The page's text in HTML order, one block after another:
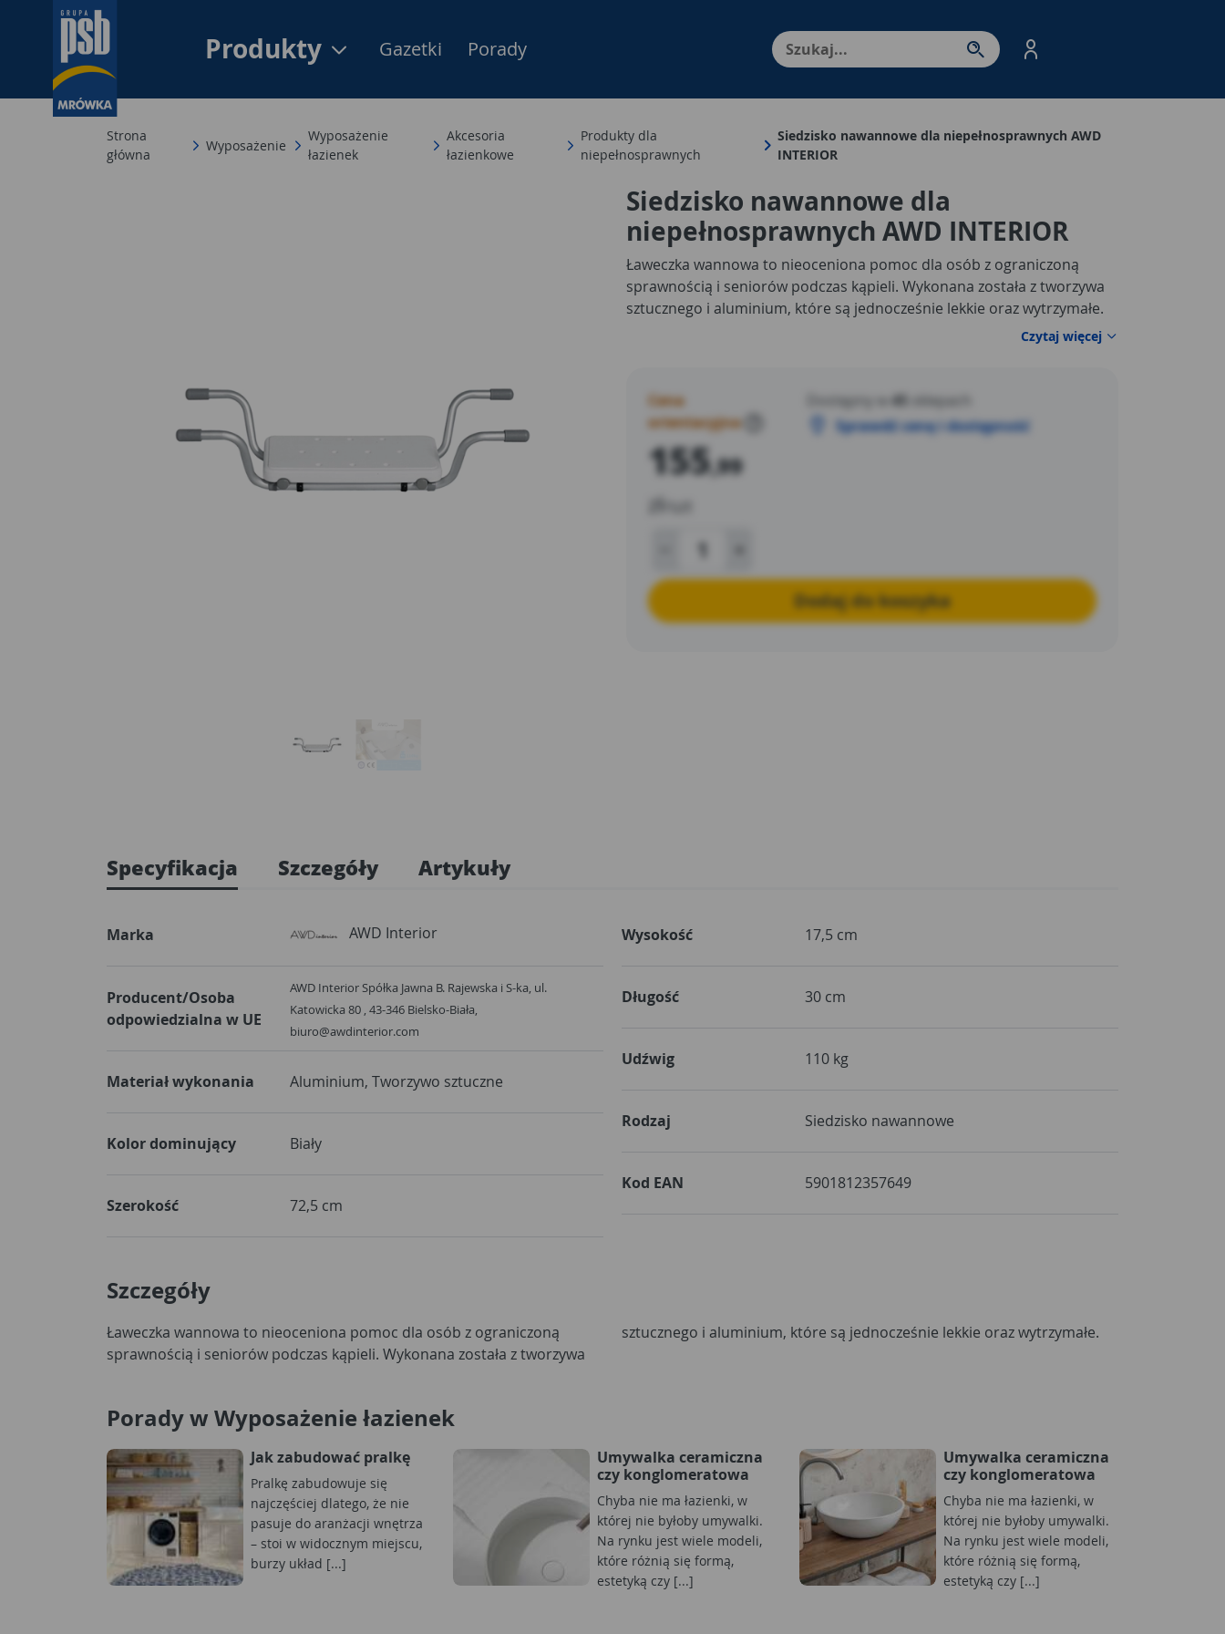
Produkty Menu Produktów, nawigacja: Enter - przejdź do strony produktów. Spacja – otwórz/
Gazetki Porady
Strona
główna
Wyposażenie
Wyposażenie
łazienek
Akcesoria
łazienkowe
Produkty dla
niepełnosprawnych
Siedzisko nawannowe dla niepełnosprawnych AWD
INTERIOR
Siedzisko nawannowe dla
niepełnosprawnych AWD INTERIOR
Ławeczka wannowa to nieoceniona pomoc dla osób z ograniczoną
sprawnością i seniorów podczas kąpieli. Wykonana została z tworzywa
sztucznego i aluminium, które są jednocześnie lekkie oraz wytrzymałe.
Czytaj więcej
Cena
orientacyjna
155,99
zł /szt
Dostępny w 45
sklepach
Sprawdź cenę i dostępność
Dodaj do koszyka
Specyfikacja Szczegóły Artykuły
Marka AWD Interior
Producent/Osoba
odpowiedzialna w UE
AWD Interior Spółka Jawna B. Rajewska i S-ka, ul.
Katowicka 80 , 43-346 Bielsko-Biała,
biuro@awdinterior.com
Materiał wykonania Aluminium, Tworzywo sztuczne
Kolor dominujący Biały
Szerokość 72,5 cm
Wysokość 17,5 cm
Długość 30 cm
Udźwig 110 kg
Rodzaj Siedzisko nawannowe
Kod EAN 5901812357649
Szczegóły
Ławeczka wannowa to nieoceniona pomoc dla osób z ograniczoną
sprawnością i seniorów podczas kąpieli. Wykonana została z tworzywa
sztucznego i aluminium, które są jednocześnie lekkie oraz wytrzymałe.
Porady w Wyposażenie łazienek
Jak zabudować pralkę
Pralkę zabudowuje się
najczęściej dlatego, że nie
pasuje do aranżacji wnętrza
– stoi w widocznym miejscu,
burzy układ [...]
Umywalka ceramiczna
czy konglomeratowa
Chyba nie ma łazienki, w
której nie byłoby umywalki.
Na rynku jest wiele modeli,
które różnią się formą,
estetyką czy [...]
Umywalka ceramiczna
czy konglomeratowa
Chyba nie ma łazienki, w
której nie byłoby umywalki.
Na rynku jest wiele modeli,
które różnią się formą,
estetyką czy [...]